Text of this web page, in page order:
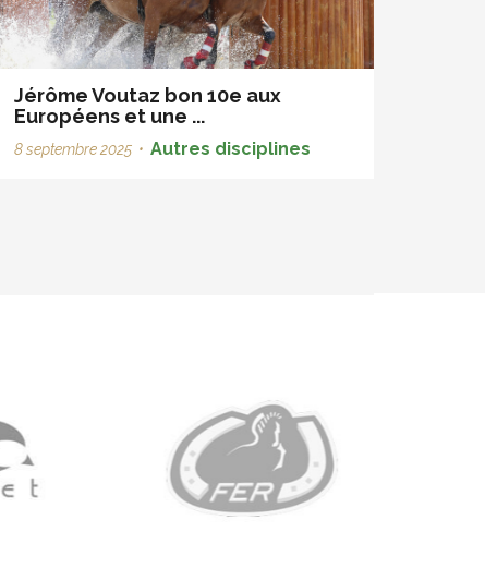
Jérôme Voutaz bon 10e aux
Européens et une ...
8 septembre 2025 • Autres disciplines